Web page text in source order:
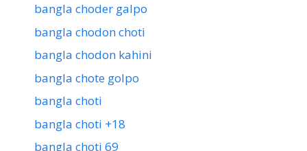
bangla choder galpo
bangla chodon choti
bangla chodon kahini
bangla chote golpo
bangla choti
bangla choti +18
bangla choti 69